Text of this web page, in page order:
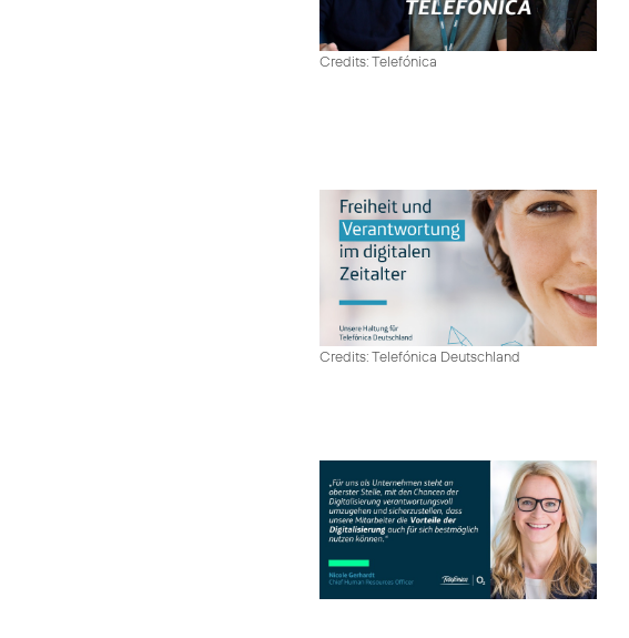
Credits: Telefónica
Credits: Telefónica Deutschland